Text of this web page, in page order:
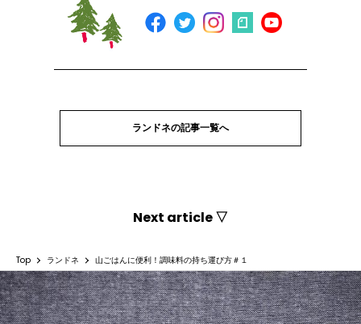
ランドネの記事一覧へ
Next article ▽
Top ランドネ 山ごはんに便利！調味料の持ち運び方＃１